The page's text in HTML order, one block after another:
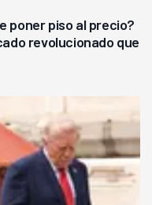
poner piso al precio?
revolucionado que